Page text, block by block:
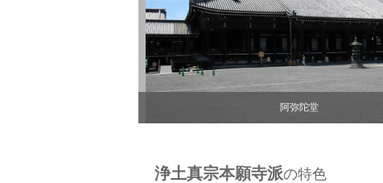
御影堂縁側
浄土真宗本願寺派の特色